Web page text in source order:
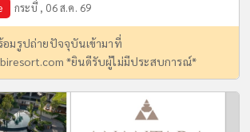
กระบี่ , 06 ส.ค. 69
มรูปถ่ายปัจจุบันเข้ามาที่
*ยินดีรับผู้ไม่มีประสบการณ์*